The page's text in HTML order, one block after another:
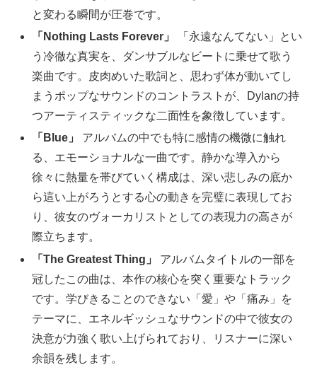
と変わる瞬間が圧巻です。
「Nothing Lasts Forever」
「永遠なんてない」とい
う冷徹な真実を、ダンサブルなビートに乗せて歌う
楽曲です。皮肉めいた歌詞と、思わず体が動いてし
まうポップなサウンドのコントラストが、Dylanの持
つアーティスティックな二面性を象徴しています。
「Blue」
アルバムの中でも特に感情の機微に触れ
る、エモーショナルな一曲です。静かな導入から
徐々に熱量を帯びていく構成は、深い悲しみの底か
ら這い上がろうとする心の動きを完璧に表現してお
り、彼女のヴォーカリストとしての表現力の高さが
際立ちます。
「The Greatest Thing」
アルバムタイトルの一部を
冠したこの曲は、本作の核心を突く重要なトラック
です。学びきることのできない「愛」や「痛み」を
テーマに、エネルギッシュなサウンドの中で彼女の
決意が力強く歌い上げられており、リスナーに深い
余韻を残します。